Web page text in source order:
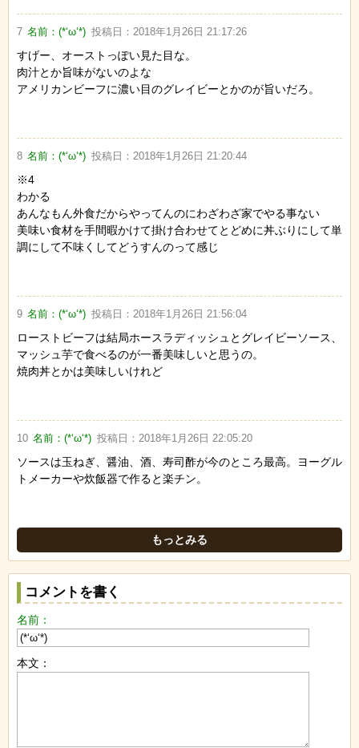
7 名前：(*‘ω‘*) 投稿日： 2018年1月26日 21:17:26
すげー、オーストっぽい見た目な。
肉汁とか旨味がないのよな
アメリカンビーフに濃い目のグレイビーとかのが旨いだろ。
8 名前：(*‘ω‘*) 投稿日： 2018年1月26日 21:20:44
※4
わかる
あんなもん外食だからやってんのにわざわざ家でやる事ない
美味い食材を手間暇かけて掛け合わせてとどめに丼ぶりにして単
調にして不味くしてどうすんのって感じ
9 名前：(*‘ω‘*) 投稿日： 2018年1月26日 21:56:04
ローストビーフは結局ホースラディッシュとグレイビーソース、
マッシュ芋で食べるのが一番美味しいと思うの。
焼肉丼とかは美味しいけれど
10 名前：(*‘ω‘*) 投稿日： 2018年1月26日 22:05:20
ソースは玉ねぎ、醤油、酒、寿司酢が今のところ最高。ヨーグル
トメーカーや炊飯器で作ると楽チン。
もっとみる
コメントを書く
名前：
本文：